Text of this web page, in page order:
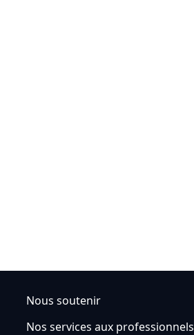
Nous soutenir
Nos services aux professionnels